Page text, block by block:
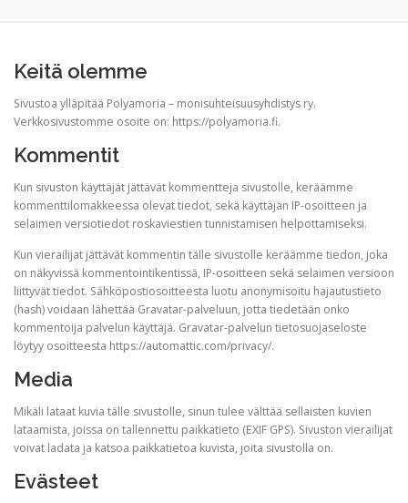
Keitä olemme
Sivustoa ylläpitää Polyamoria – monisuhteisuusyhdistys ry.
Verkkosivustomme osoite on: https://polyamoria.fi.
Kommentit
Kun sivuston käyttäjät jättävät kommentteja sivustolle, keräämme
kommenttilomakkeessa olevat tiedot, sekä käyttäjän IP-osoitteen ja
selaimen versiotiedot roskaviestien tunnistamisen helpottamiseksi.
Kun vierailijat jättävät kommentin tälle sivustolle keräämme tiedon, joka
on näkyvissä kommentointikentissä, IP-osoitteen sekä selaimen versioon
liittyvät tiedot. Sähköpostiosoitteesta luotu anonymisoitu hajautustieto
(hash) voidaan lähettää Gravatar-palveluun, jotta tiedetään onko
kommentoija palvelun käyttäjä. Gravatar-palvelun tietosuojaseloste
löytyy osoitteesta https://automattic.com/privacy/.
Media
Mikäli lataat kuvia tälle sivustolle, sinun tulee välttää sellaisten kuvien
lataamista, joissa on tallennettu paikkatieto (EXIF GPS). Sivuston vierailijat
voivat ladata ja katsoa paikkatietoa kuvista, joita sivustolla on.
Evästeet